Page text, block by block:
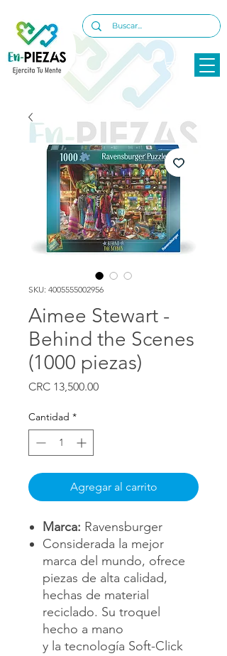
SKU: 4005555002956
Aimee Stewart -
Behind the Scenes
(1000 piezas)
CRC 13,500.00Precio
Cantidad *
Agregar al carrito
Marca: Ravensburger
Considerada la mejor
marca del mundo, ofrece
piezas de alta calidad,
hechas de material
reciclado. Su troquel
hecho a mano
y la tecnología Soft-Click